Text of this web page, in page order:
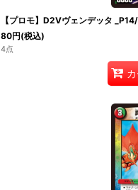
【プロモ】D2Vヴェンデッタ
80円(税込)
4点